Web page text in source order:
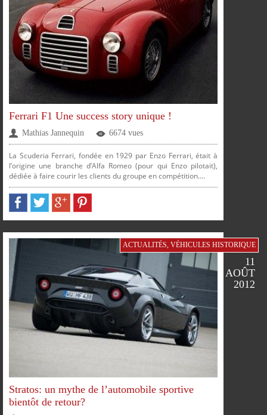
FACEBOOKTWITTERGOOGLE PINTEREST
SUR SUR SUR SUR
PARTAGERPARTAGERPARTAGERPARTAGER
Ferrari F1 Une success story unique !
Mathias Jannequin 6674 vues
La Scuderia Ferrari, fondée en 1929 par Enzo Ferrari, était à
l’origine une branche d’Alfa Romeo (pour qui Enzo pilotait),
dédiée à faire courir les clients du groupe en compétition....
ACTUALITÉS, VÉHICULES HISTORIQUE
11
AOÛT
2012
Stratos: un mythe de l’automobile sportive
bientôt de retour?